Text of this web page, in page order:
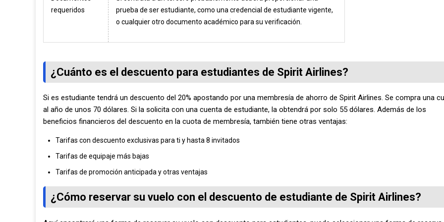
requeridos
prueba de ser estudiante, como una credencial de estudiante vigente,
o cualquier otro documento académico para su verificación.
¿Cuánto es el descuento para estudiantes de Spirit Airlines?
Si es estudiante tendrá un descuento del 20% apostando por una membresía de ahorro de Spirit Airlines. Se compra una
al año de unos 70 dólares. Si la solicita con una cuenta de estudiante, la obtendrá por solo 55 dólares. Además de los
beneficios financieros del descuento en la cuota de membresía, también tiene otras ventajas:
Tarifas con descuento exclusivas para ti y hasta 8 invitados
Tarifas de equipaje más bajas
Tarifas de promoción anticipada y otras ventajas
¿Cómo reservar su vuelo con el descuento de estudiante de Spirit Airlines?